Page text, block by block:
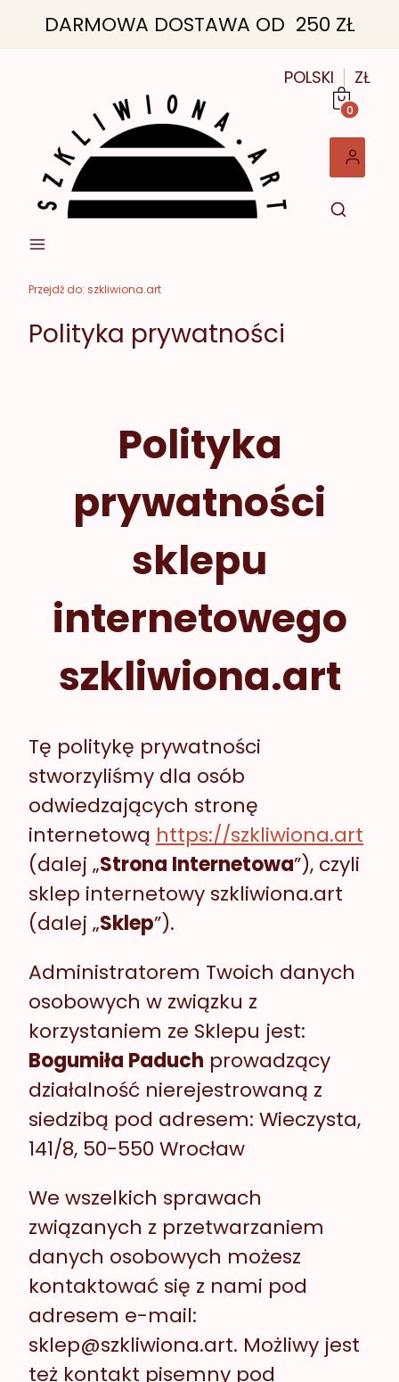
DARMOWA DOSTAWA OD 250 ZŁ
POLSKI ZŁ
Przejdź do: szkliwiona.art
Polityka prywatności
Polityka
prywatności
sklepu
internetowego
szkliwiona.art
Tę politykę prywatności
stworzyliśmy dla osób
odwiedzających stronę
internetową https://szkliwiona.art
(dalej „Strona Internetowa”), czyli
sklep internetowy szkliwiona.art
(dalej „Sklep”).
Administratorem Twoich danych
osobowych w związku z
korzystaniem ze Sklepu jest:
Bogumiła Paduch prowadzący
działalność nierejestrowaną z
siedzibą pod adresem: Wieczysta,
141/8, 50-550 Wrocław
We wszelkich sprawach
związanych z przetwarzaniem
danych osobowych możesz
kontaktować się z nami pod
adresem e-mail:
sklep@szkliwiona.art. Możliwy jest
też kontakt pisemny pod